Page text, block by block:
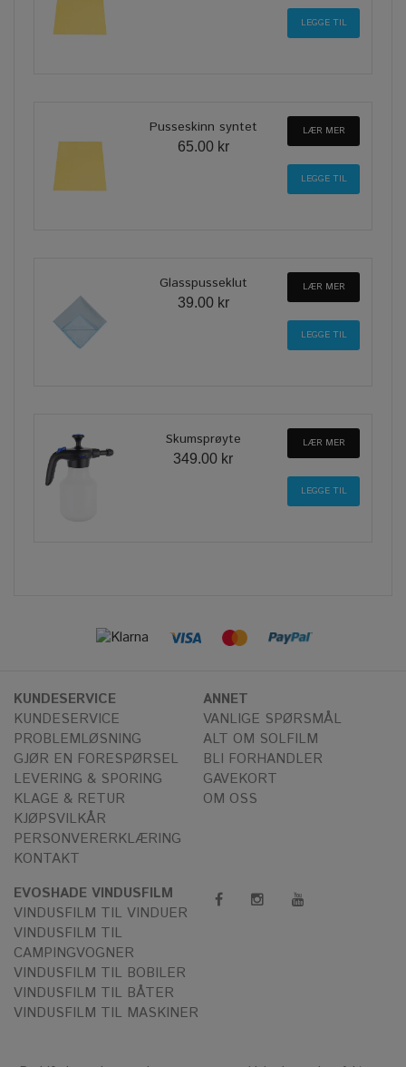
Pusseskinn syntet
65.00 kr
LÆR MER
Glasspusseklut
39.00 kr
LÆR MER
Skumsprøyte
349.00 kr
LÆR MER
KUNDESERVICE
KUNDESERVICE
PROBLEMLØSNING
GJØR EN FORESPØRSEL
LEVERING & SPORING
KLAGE & RETUR
KJØPSVILKÅR
PERSONVERERKLÆRING
KONTAKT
ANNET
VANLIGE SPØRSMÅL
ALT OM SOLFILM
BLI FORHANDLER
GAVEKORT
OM OSS
EVOSHADE VINDUSFILM
VINDUSFILM TIL VINDUER
VINDUSFILM TIL
CAMPINGVOGNER
VINDUSFILM TIL BOBILER
VINDUSFILM TIL BÅTER
VINDUSFILM TIL MASKINER